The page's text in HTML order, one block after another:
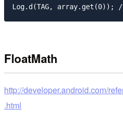
FloatMath
http://developer.android.com/
.html